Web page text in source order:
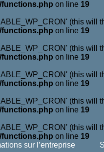
functions.php on line 19
(this will
functions.php on line 19
(this will
functions.php on line 19
(this will
functions.php on line 19
(this will
functions.php on line 19
(this will
functions.php on line 19
sur l’entreprise